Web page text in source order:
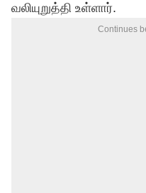
வலியுறுத்தி உள்ளார்.
Continues